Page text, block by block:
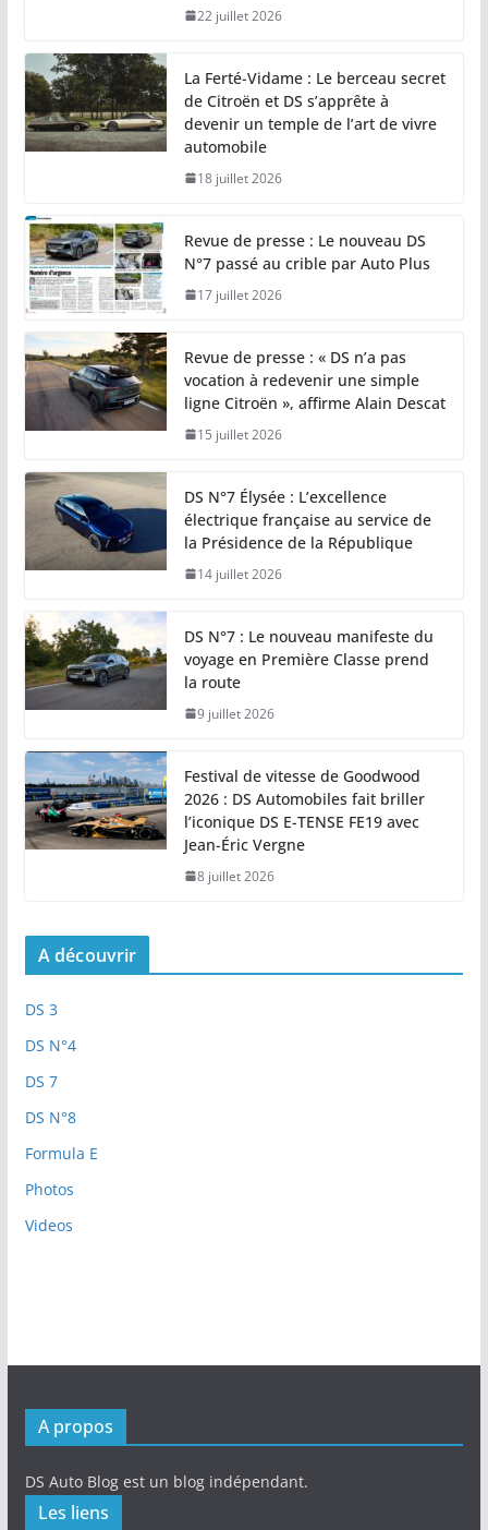
22 juillet 2026
La Ferté-Vidame : Le berceau secret
de Citroën et DS s’apprête à
devenir un temple de l’art de vivre
automobile
18 juillet 2026
Revue de presse : Le nouveau DS
N°7 passé au crible par Auto Plus
17 juillet 2026
Revue de presse : « DS n’a pas
vocation à redevenir une simple
ligne Citroën », affirme Alain Descat
15 juillet 2026
DS N°7 Élysée : L’excellence
électrique française au service de
la Présidence de la République
14 juillet 2026
DS N°7 : Le nouveau manifeste du
voyage en Première Classe prend
la route
9 juillet 2026
Festival de vitesse de Goodwood
2026 : DS Automobiles fait briller
l’iconique DS E-TENSE FE19 avec
Jean-Éric Vergne
8 juillet 2026
A découvrir
DS 3
DS N°4
DS 7
DS N°8
Formula E
Photos
Videos
A propos
DS Auto Blog est un blog indépendant.
Les liens